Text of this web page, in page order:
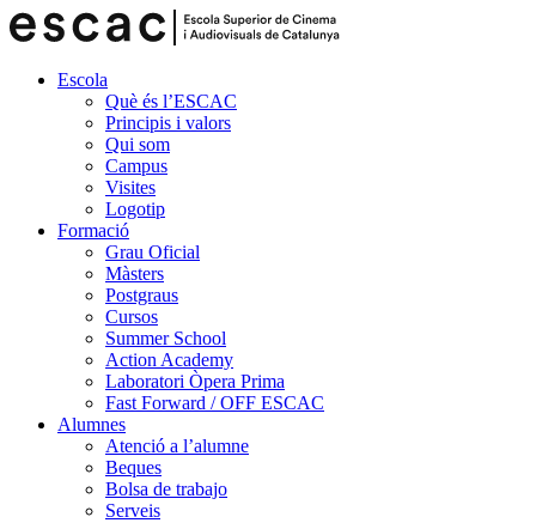
Escola
Què és l’ESCAC
Principis i valors
Qui som
Campus
Visites
Logotip
Formació
Grau Oficial
Màsters
Postgraus
Cursos
Summer School
Action Academy
Laboratori Òpera Prima
Fast Forward / OFF ESCAC
Alumnes
Atenció a l’alumne
Beques
Bolsa de trabajo
Serveis